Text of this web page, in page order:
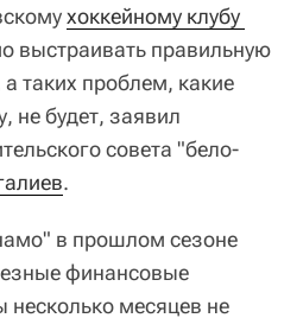
хоккейному клубу
выстраивать правильную
таких проблем, какие
не будет, заявил
совета "бело-
.
в прошлом сезоне
финансовые
несколько месяцев не